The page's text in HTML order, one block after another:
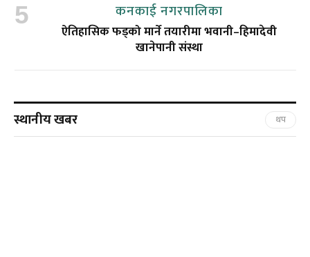
कनकाई नगरपालिका
ऐतिहासिक फड्को मार्ने तयारीमा भवानी–हिमादेवी
खानेपानी संस्था
स्थानीय खबर थप